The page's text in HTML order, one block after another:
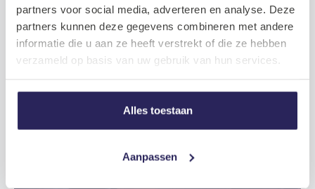
partners voor social media, adverteren en analyse. Deze
partners kunnen deze gegevens combineren met andere
informatie die u aan ze heeft verstrekt of die ze hebben
verzameld op basis van uw gebruik van hun services.
Alles toestaan
Aanpassen